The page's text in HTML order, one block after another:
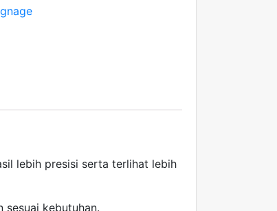
lebih presisi serta terlihat lebih
sesuai kebutuhan.